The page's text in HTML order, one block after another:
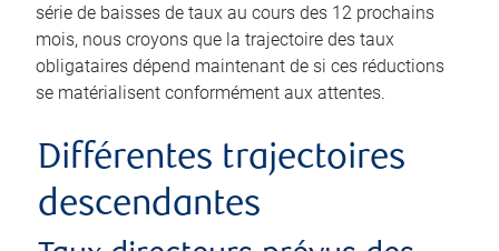
série de baisses de taux au cours des 12 prochains
mois, nous croyons que la trajectoire des taux
obligataires dépend maintenant de si ces réductions
se matérialisent conformément aux attentes.
Différentes trajectoires
descendantes